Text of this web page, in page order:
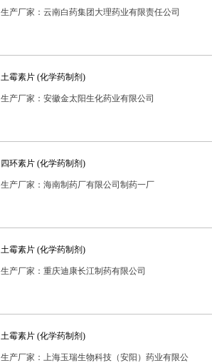
生产厂家：云南白药集团大理药业有限责任公司
土霉素片 (化学药制剂)
生产厂家：安徽金太阳生化药业有限公司
四环素片 (化学药制剂)
生产厂家：海南制药厂有限公司制药一厂
土霉素片 (化学药制剂)
生产厂家：重庆迪康长江制药有限公司
土霉素片 (化学药制剂)
生产厂家：上海玉瑞生物科技（安阳）药业有限公